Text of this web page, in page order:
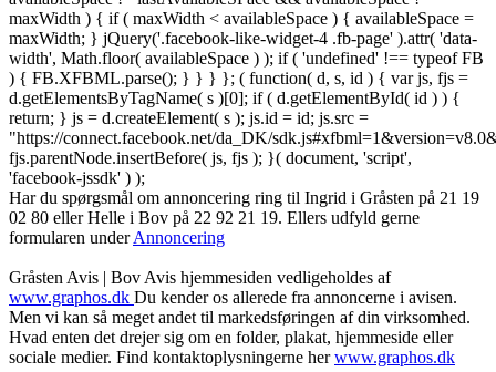
maxWidth ) { if ( maxWidth < availableSpace ) { availableSpace =
maxWidth; } jQuery('.facebook-like-widget-4 .fb-page' ).attr( 'data-
width', Math.floor( availableSpace ) ); if ( 'undefined' !== typeof FB
) { FB.XFBML.parse(); } } } }; ( function( d, s, id ) { var js, fjs =
d.getElementsByTagName( s )[0]; if ( d.getElementById( id ) ) {
return; } js = d.createElement( s ); js.id = id; js.src =
"https://connect.facebook.net/da_DK/
fjs.parentNode.insertBefore( js, fjs ); }( document, 'script',
'facebook-jssdk' ) );
Har du spørgsmål om annoncering ring til Ingrid i Gråsten på 21 19
02 80 ‬eller Helle i Bov på 22 92 21 19‬. Ellers udfyld gerne
formularen underAnnoncering
Gråsten Avis | Bov Avis hjemmesiden vedligeholdes af
www.graphos.dk Du kender os allerede fra annoncerne i avisen.
Men vi kan så meget andet til markedsføringen af din virksomhed.
Hvad enten det drejer sig om en folder, plakat, hjemmeside eller
sociale medier. Find kontaktoplysningerne herwww.graphos.dk